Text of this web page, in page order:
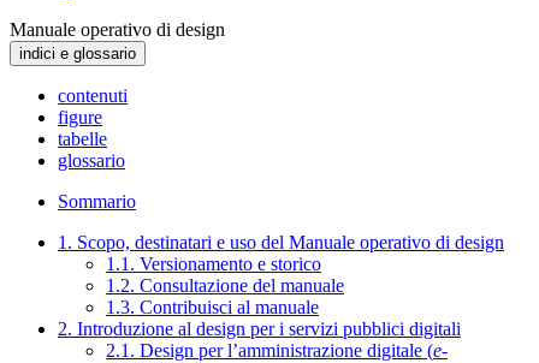
Manuale operativo di design
indici e glossario
contenuti
figure
tabelle
glossario
Sommario
1. Scopo, destinatari e uso del Manuale operativo di design
1.1. Versionamento e storico
1.2. Consultazione del manuale
1.3. Contribuisci al manuale
2. Introduzione al design per i servizi pubblici digitali
2.1. Design per l’amministrazione digitale (e-